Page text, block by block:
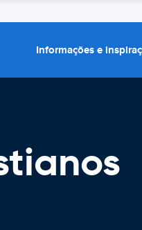
Informações e